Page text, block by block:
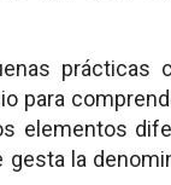
para
elementos
la